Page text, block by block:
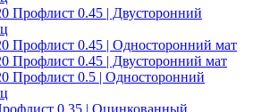
Профлист 0.45 | Двусторонний
Профлист 0.45 | Односторонний мат
Профлист 0.45 | Двусторонний мат
Профлист 0.5 | Односторонний